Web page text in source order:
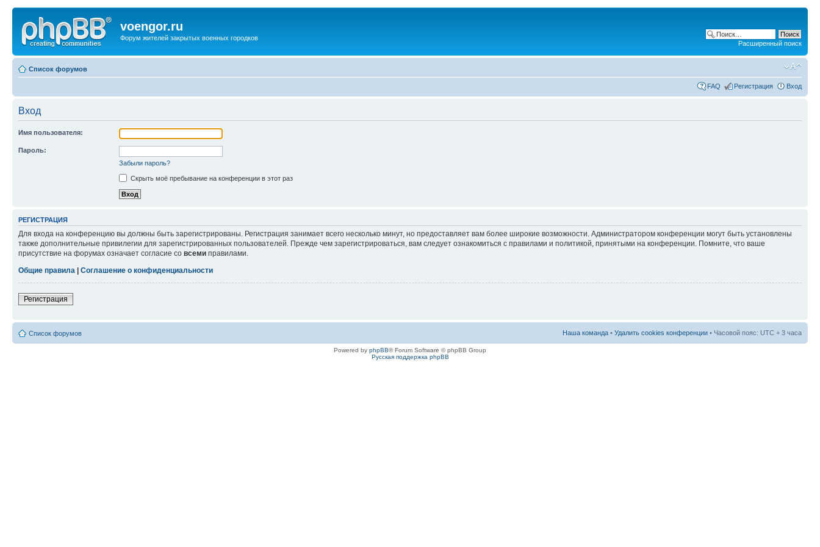
voengor.ru
Форум жителей закрытых военных городков
Расширенный поиск
Список форумов
FAQ Регистрация Вход
Вход
Имя пользователя:
Пароль:
Забыли пароль?
Скрыть моё пребывание на конференции в этот раз
РЕГИСТРАЦИЯ
Для входа на конференцию вы должны быть зарегистрированы. Регистрация занимает всего несколько минут, но предоставляет вам более широкие возможности. Администратором конференции могут быть установлены
также дополнительные привилегии для зарегистрированных пользователей. Прежде чем зарегистрироваться, вам следует ознакомиться с правилами и политикой, принятыми на конференции. Помните, что ваше
присутствие на форумах означает согласие со всеми правилами.
Общие правила
Соглашение о конфиденциальности
Регистрация
Список форумов Наша команда • Удалить cookies конференции • Часовой пояс: UTC + 3 часа
Powered by phpBB® Forum Software © phpBB Group
Русская поддержка phpBB